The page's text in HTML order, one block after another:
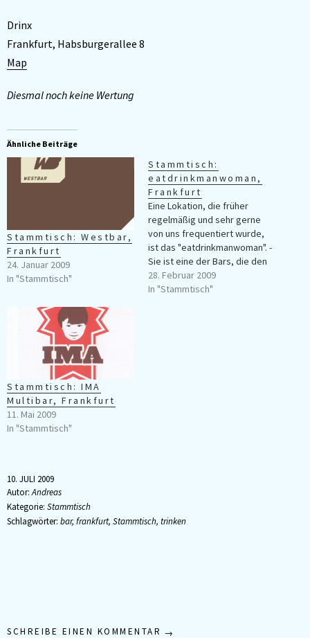
Drinx
Frankfurt, Habsburgerallee 8
Map
Diesmal noch keine Wertung
Ähnliche Beiträge
Stammtisch: Westbar,
Frankfurt
24. Januar 2009
In "Stammtisch"
Stammtisch:
eatdrinkmanwoman,
Frankfurt
Eine Lokation, die früher
regelmäßig und sehr gerne
von uns frequentiert wurde,
ist das "eatdrinkmanwoman". -
Sie ist eine der Bars, die den
"Stammtisch" vor einigen
Jahren begründet haben! Am
28. Februar 2009
In "Stammtisch"
Stammtisch: IMA
Multibar, Frankfurt
11. Mai 2009
In "Stammtisch"
10. JULI 2009
Autor:Andreas
Kategorie: Stammtisch
Schlagwörter: bar, frankfurt, Stammtisch, trinken
SCHREIBE EINEN KOMMENTAR